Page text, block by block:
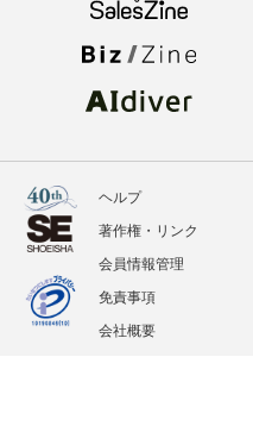
ヘルプ
著作権・リンク
会員情報管理
免責事項
会社概要